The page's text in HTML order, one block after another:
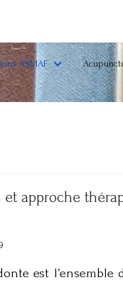
ASMAF
et approche
est